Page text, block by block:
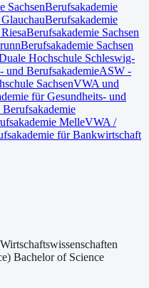
SachsenBerufsakademie
Berufsakademie
Berufsakademie Sachsen
Berufsakademie Sachsen
Hochschule Schleswig-
und BerufsakademieASW -
SachsenVWA und
für Gesundheits- und
MelleVWA /
für Bankwirtschaft
Wirtschaftswissenschaften
Bachelor of Science